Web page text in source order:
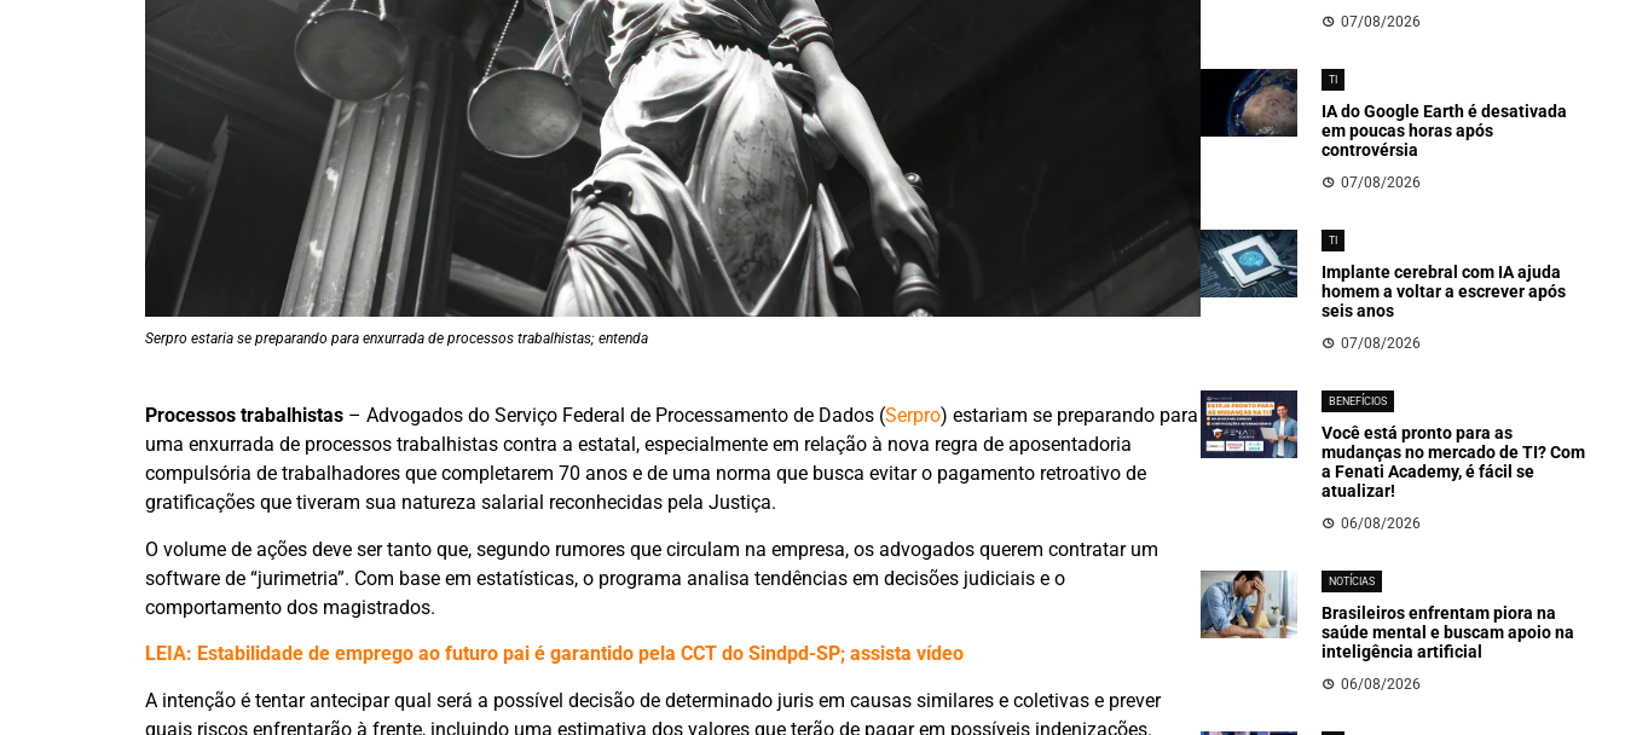
Serpro estaria se preparando para enxurrada de processos trabalhistas; entenda
Processos trabalhistas– Advogados do Serviço Federal de Processamento de Dados (Serpro) estariam se preparando para
uma enxurrada de processos trabalhistas contra a estatal, especialmente em relação à nova regra de aposentadoria
compulsória de trabalhadores que completarem 70 anos e de uma norma que busca evitar o pagamento retroativo de
gratificações que tiveram sua natureza salarial reconhecidas pela Justiça.
O volume de ações deve ser tanto que, segundo rumores que circulam na empresa, os advogados querem contratar um
software de “jurimetria”. Com base em estatísticas, o programa analisa tendências em decisões judiciais e o
comportamento dos magistrados.
LEIA: Estabilidade de emprego ao futuro pai é garantido pela CCT do Sindpd-SP; assista vídeo
A intenção é tentar antecipar qual será a possível decisão de determinado juris em causas similares e coletivas e prever
quais riscos enfrentarão à frente, incluindo uma estimativa dos valores que terão de pagar em possíveis indenizações.
07/08/2026
TI
IA do Google Earth é desativada
em poucas horas após
controvérsia
07/08/2026
TI
Implante cerebral com IA ajuda
homem a voltar a escrever após
seis anos
07/08/2026
BENEFÍCIOS
Você está pronto para as
mudanças no mercado de TI? Com
a Fenati Academy, é fácil se
atualizar!
06/08/2026
NOTÍCIAS
Brasileiros enfrentam piora na
saúde mental e buscam apoio na
inteligência artificial
06/08/2026